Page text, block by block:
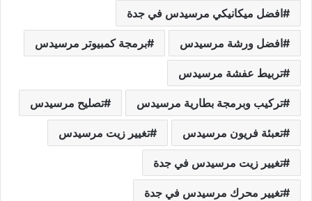
افضل ميكانيكي مرسيدس في جدة
افضل ورشة مرسيدس برمجة كمبيوتر مرسيدس
تربيط عفشة مرسيدس
تركيب وبرمجة بطارية مرسيدس تصليح مرسيدس
تعبئة فريون مرسيدس تغيير زيت مرسيدس
تغيير زيت مرسيدس في جدة
تغيير محرك مرسيدس في جدة